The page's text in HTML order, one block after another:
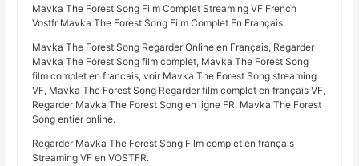
Mavka The Forest Song Film Complet Streaming VF French
Vostfr Mavka The Forest Song Film Complet En Français
Mavka The Forest Song Regarder Online en Français, Regarder
Mavka The Forest Song film complet, Mavka The Forest Song
film complet en francais, voir Mavka The Forest Song streaming
VF, Mavka The Forest Song Regarder film complet en français VF,
Regarder Mavka The Forest Song en ligne FR, Mavka The Forest
Song entier online.
Regarder Mavka The Forest Song Film complet en français
Streaming VF en VOSTFR.